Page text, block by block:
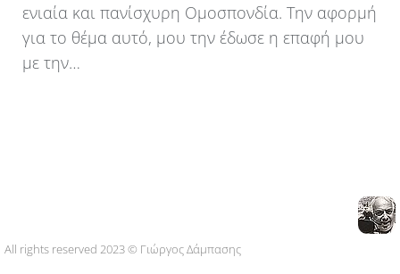
ενιαία και πανίσχυρη Ομοσπονδία. Την αφορμή
για το θέμα αυτό, μου την έδωσε η επαφή μου
με την…
All rights reserved 2023 © Γιώργος Δάμπασης